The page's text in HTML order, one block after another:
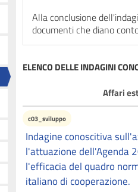
Alla conclusione
documenti che diano
ELENCO DELLE INDAGINI
Affari
c03_sviluppo
Indagine conoscitiva
l'attuazione dell'Agenda
l'efficacia del quadro
italiano di cooperazione.